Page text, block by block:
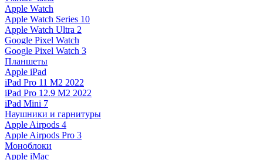
Apple Watch
Apple Watch Series 10
Apple Watch Ultra 2
Google Pixel Watch
Google Pixel Watch 3
Планшеты
Apple iPad
iPad Pro 11 M2 2022
iPad Pro 12.9 M2 2022
iPad Mini 7
Наушники и гарнитуры
Apple Airpods 4
Apple Airpods Pro 3
Моноблоки
Apple iMac